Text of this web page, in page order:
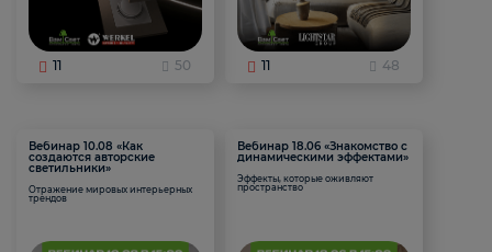
11 50 11 48
Вебинар 10.08 «Как
создаются авторские
светильники»
Отражение мировых интерьерных
трендов
Вебинар 18.06 «Знакомство с
динамическими эффектами»
Эффекты, которые оживляют
пространство